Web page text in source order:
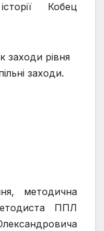
Кобец
заходи рівня
заходи.
методична
ППЛ